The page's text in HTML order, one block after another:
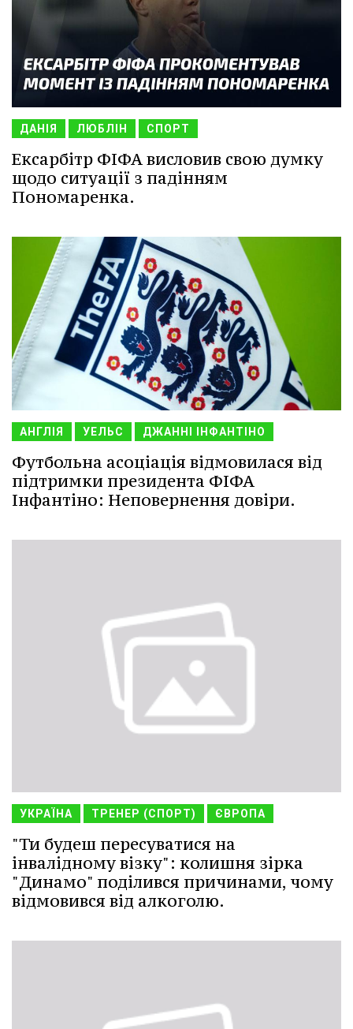
ДАНІЯ ЛЮБЛІН СПОРТ
Ексарбітр ФІФА висловив свою думку
щодо ситуації з падінням
Пономаренка.
АНГЛІЯ УЕЛЬС ДЖАННІ ІНФАНТІНО
Футбольна асоціація відмовилася від
підтримки президента ФІФА
Інфантіно: Неповернення довіри.
УКРАЇНА ТРЕНЕР (СПОРТ) ЄВРОПА
"Ти будеш пересуватися на
інвалідному візку": колишня зірка
"Динамо" поділився причинами, чому
відмовився від алкоголю.